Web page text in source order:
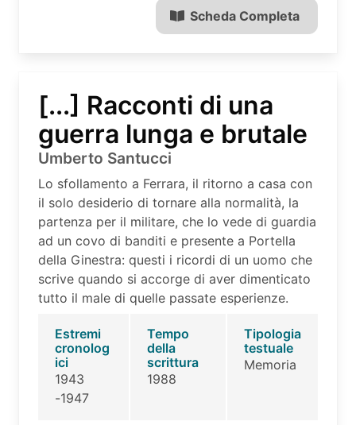
Scheda Completa
[...] Racconti di una
guerra lunga e brutale
Umberto Santucci
Lo sfollamento a Ferrara, il ritorno a casa con
il solo desiderio di tornare alla normalità, la
partenza per il militare, che lo vede di guardia
ad un covo di banditi e presente a Portella
della Ginestra: questi i ricordi di un uomo che
scrive quando si accorge di aver dimenticato
tutto il male di quelle passate esperienze.
Estremi
cronolog
ici
1943
-1947
Tempo
della
scrittura
1988
Tipologia
testuale
Memoria